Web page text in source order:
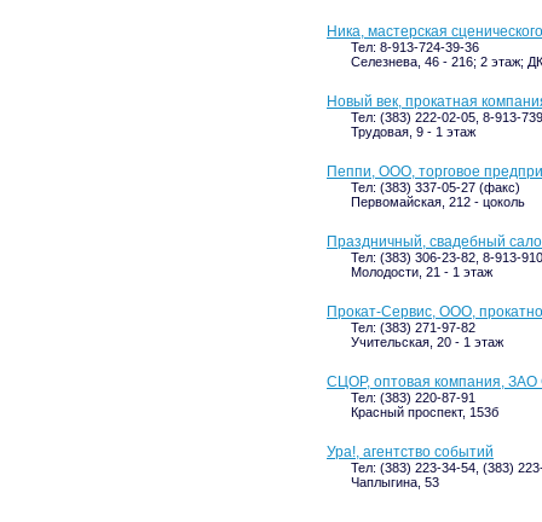
Ника, мастерская
Тел: 8-913-724-39-36
Селезнева, 46 - 216; 2 этаж;
Новый век, прокатная
Тел: (383) 222-02-05, 8-913-
Трудовая, 9 - 1 этаж
Пеппи, ООО, торговое
Тел: (383) 337-05-27 (факс)
Первомайская, 212 - цоколь
Праздничный, свадебный
Тел: (383) 306-23-82, 8-913-
Молодости, 21 - 1 этаж
Прокат-Сервис, ООО,
Тел: (383) 271-97-82
Учительская, 20 - 1 этаж
СЦОР, оптовая компания, ЗАО
Тел: (383) 220-87-91
Красный проспект, 153б
Ура!, агентство событий
Тел: (383) 223-34-54, (383)
Чаплыгина, 53